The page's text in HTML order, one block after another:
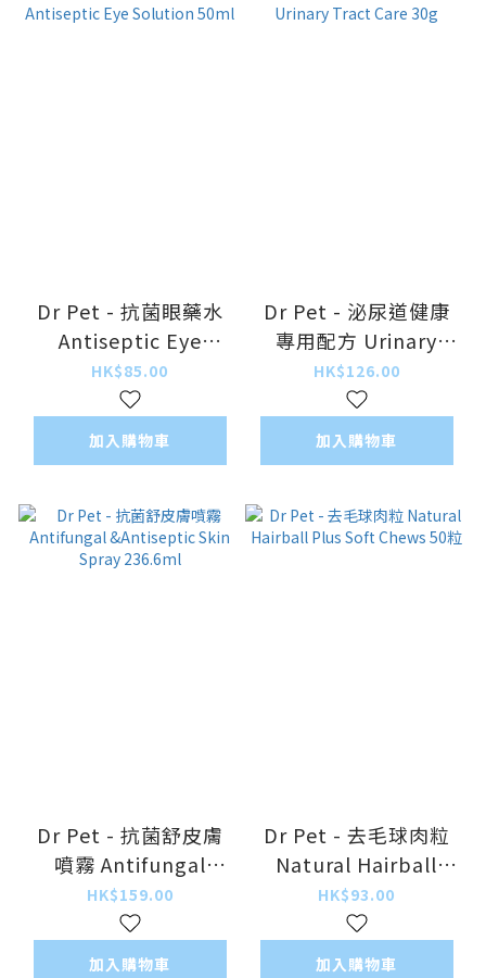
Dr Pet - 抗菌眼藥水
Antiseptic Eye
Solution 50ml
HK$85.00
加入購物車
Dr Pet - 泌尿道健康
專用配方 Urinary
Tract Care 30g
HK$126.00
加入購物車
Dr Pet - 抗菌舒皮膚
噴霧 Antifungal
&Antiseptic Skin
Spray 236.6ml
HK$159.00
加入購物車
Dr Pet - 去毛球肉粒
Natural Hairball
Plus Soft Chews 50
粒
HK$93.00
加入購物車